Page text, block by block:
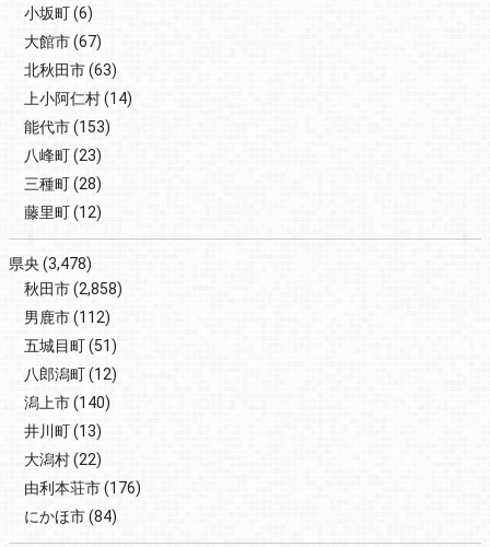
小坂町(6)
大館市(67)
北秋田市(63)
上小阿仁村(14)
能代市(153)
八峰町(23)
三種町(28)
藤里町(12)
県央(3,478)
秋田市(2,858)
男鹿市(112)
五城目町(51)
八郎潟町(12)
潟上市(140)
井川町(13)
大潟村(22)
由利本荘市(176)
にかほ市(84)